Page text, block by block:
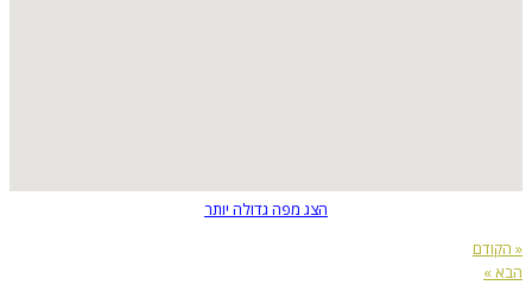
הצג מפה גדולה יותר
« הקודם
הבא »